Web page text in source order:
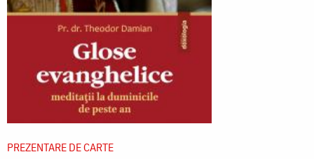
PREZENTARE DE CARTE